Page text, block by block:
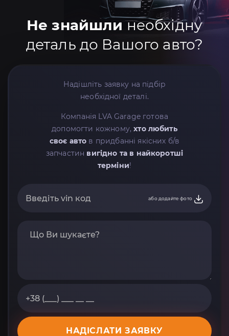
Не знайшлинеобхідну
деталь до Вашого авто?
Надішліть заявку на підбір
необхідної деталі.
Компанія LVA Garage готова
допомогти кожному,хто любить
своє авто в придбанні якісних б/в
запчастин вигідно та в найкоротші
терміни!
або додайте фото
НАДІСЛАТИ ЗАЯВКУ